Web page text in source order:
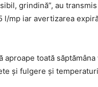
grindină”, au
mp iar avertizarea
toată
și fulgere și